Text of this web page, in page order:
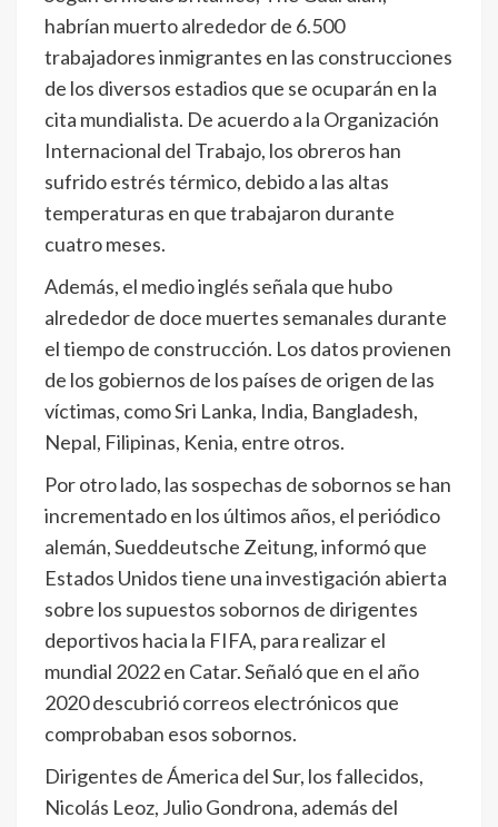
habrían muerto alrededor de 6.500
trabajadores inmigrantes en las construcciones
de los diversos estadios que se ocuparán en la
cita mundialista. De acuerdo a la Organización
Internacional del Trabajo, los obreros han
sufrido estrés térmico, debido a las altas
temperaturas en que trabajaron durante
cuatro meses.
Además, el medio inglés señala que hubo
alrededor de doce muertes semanales durante
el tiempo de construcción. Los datos provienen
de los gobiernos de los países de origen de las
víctimas, como Sri Lanka, India, Bangladesh,
Nepal, Filipinas, Kenia, entre otros.
Por otro lado, las sospechas de sobornos se han
incrementado en los últimos años, el periódico
alemán, Sueddeutsche Zeitung, informó que
Estados Unidos tiene una investigación abierta
sobre los supuestos sobornos de dirigentes
deportivos hacia la FIFA, para realizar el
mundial 2022 en Catar. Señaló que en el año
2020 descubrió correos electrónicos que
comprobaban esos sobornos.
Dirigentes de Ámerica del Sur, los fallecidos,
Nicolás Leoz, Julio Gondrona, además del